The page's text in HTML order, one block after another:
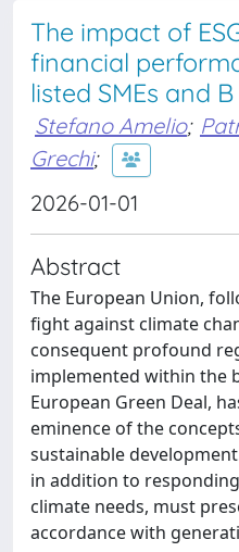
The impact of
financial
listed SMEs and
Stefano Amelio;
Grechi;
2026-01-01
Abstract
The European Union,
fight against climate
consequent profound
implemented within the
European Green Deal,
eminence of the
sustainable
in addition to
climate needs, must
accordance with